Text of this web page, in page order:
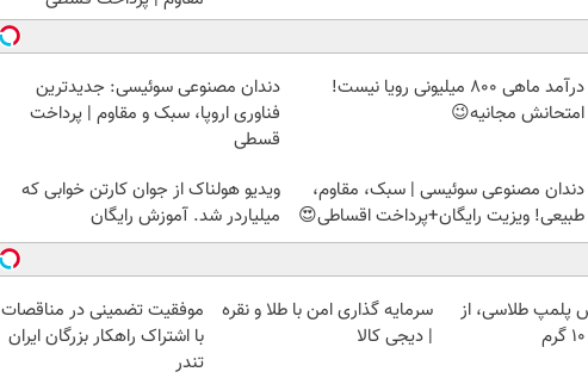
درآمد ماهی 800 میلیونی رویا نیست!
امتحانش مجانیه😉
دندان مصنوعی سوئیسی: جدیدترین
فناوری اروپا، سبک و مقاوم | پرداخت
قسطی
دندان مصنوعی سوئیسی | سبک، مقاوم،
طبیعی! ویزیت رایگان+پرداخت اقساطی😍
ویدیو هولناک از جوان کارتن خوابی که
میلیاردر شد. آموزش رایگان
طلاسی، از
سرمایه گذاری امن با طلا و نقره
| دیجی کالا
موفقیت تضمینی در مناقصات
با اشتراک راهکار بزرگان ایران
تندر